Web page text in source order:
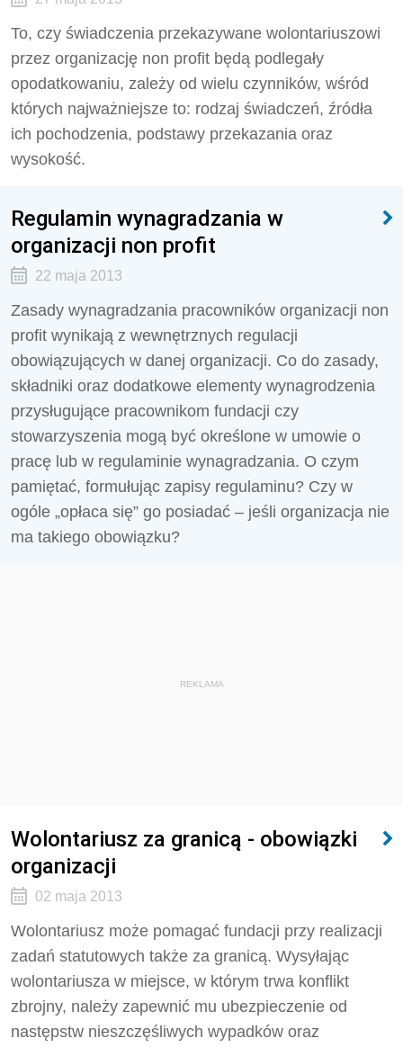
To, czy świadczenia przekazywane wolontariuszowi
przez organizację non profit będą podlegały
opodatkowaniu, zależy od wielu czynników, wśród
których najważniejsze to: rodzaj świadczeń, źródła
ich pochodzenia, podstawy przekazania oraz
wysokość.
Regulamin wynagradzania w
organizacji non profit
22 maja 2013
Zasady wynagradzania pracowników organizacji non
profit wynikają z wewnętrznych regulacji
obowiązujących w danej organizacji. Co do zasady,
składniki oraz dodatkowe elementy wynagrodzenia
przysługujące pracownikom fundacji czy
stowarzyszenia mogą być określone w umowie o
pracę lub w regulaminie wynagradzania. O czym
pamiętać, formułując zapisy regulaminu? Czy w
ogóle „opłaca się” go posiadać – jeśli organizacja nie
ma takiego obowiązku?
REKLAMA
Wolontariusz za granicą - obowiązki
organizacji
02 maja 2013
Wolontariusz może pomagać fundacji przy realizacji
zadań statutowych także za granicą. Wysyłając
wolontariusza w miejsce, w którym trwa konflikt
zbrojny, należy zapewnić mu ubezpieczenie od
następstw nieszczęśliwych wypadków oraz